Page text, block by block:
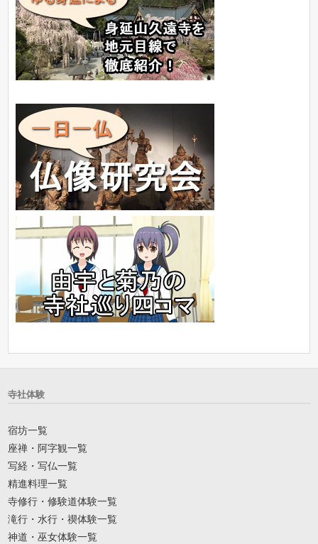
寺社体験
宿坊一覧
座禅・阿字観一覧
写経・写仏一覧
精進料理一覧
寺修行・修験道体験一覧
滝行・水行・禊体験一覧
神道・巫女体験一覧